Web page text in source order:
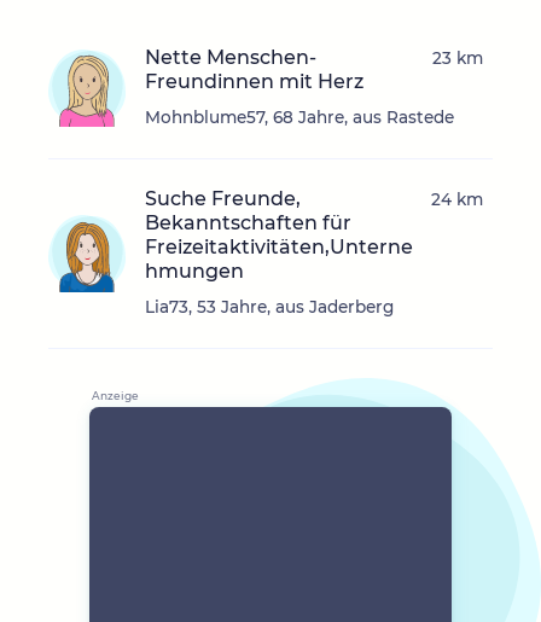
Nette Menschen-
Freundinnen mit Herz
Mohnblume57, 68 Jahre, aus Rastede
23 km
Suche Freunde,
Bekanntschaften für
Freizeitaktivitäten,Unterne
hmungen
Lia73, 53 Jahre, aus Jaderberg
24 km